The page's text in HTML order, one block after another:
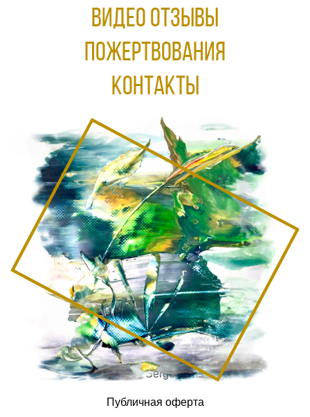
ВИДЕО ОТЗЫВЫ
ПОЖЕРТВОВАНИЯ
КОНТАКТЫ
© 2026 Sergey Das
Публичная оферта